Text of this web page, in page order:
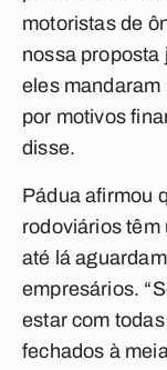
motoristas de
nossa proposta
eles mandaram
por motivos
disse.
Pádua afirmou
rodoviários têm
até lá
empresários.
estar com
fechados à